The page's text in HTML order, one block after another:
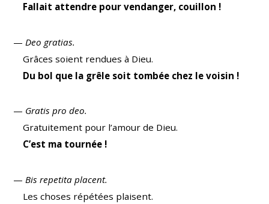
Fallait attendre pour vendanger, couillon !
— Deo gratias.
Grâces soient rendues à Dieu.
Du bol que la grêle soit tombée chez le voisin !
— Gratis pro deo.
Gratuitement pour l’amour de Dieu.
C’est ma tournée !
— Bis repetita placent.
Les choses répétées plaisent.